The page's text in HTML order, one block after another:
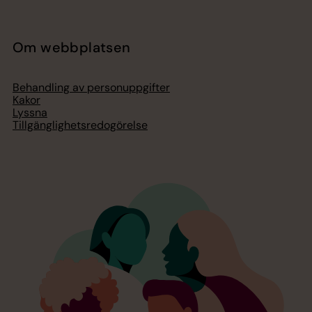
Om webbplatsen
Behandling av personuppgifter
Kakor
Lyssna
Tillgänglighetsredogörelse